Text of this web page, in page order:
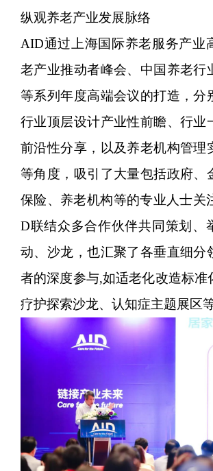
纵观养老产业发展脉络
AID通过上海国际养老服务产业
老产业推动者峰会、中国养老行
等系列年度高端会议的打造，分
行业顶层设计产业性前瞻、行业
前沿性分享，以及养老机构管理
等角度，吸引了大量包括政府、
保险、养老机构等的专业人士关
D联结众多合作伙伴共同策划、
动、沙龙，也汇聚了各垂直细分
者的深度参与,如适老化改造标准
疗护探索沙龙、认知症主题展区等